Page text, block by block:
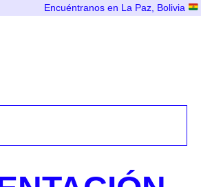
Encuéntranos en La Paz, Bolivia